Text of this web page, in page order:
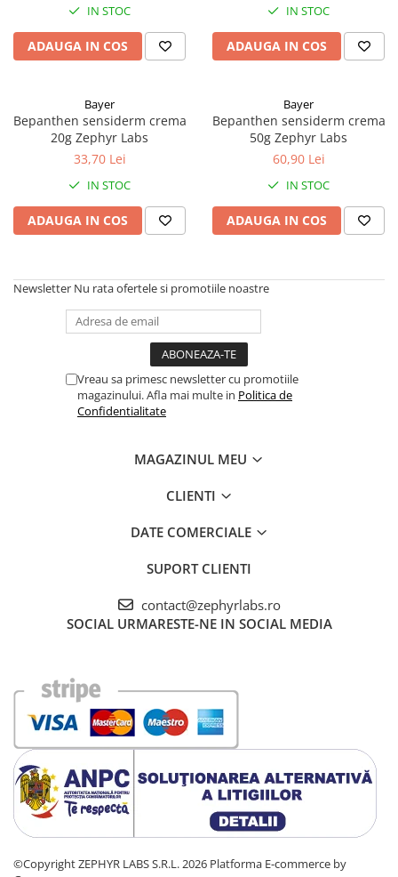
IN STOC
ADAUGA IN COS
IN STOC
ADAUGA IN COS
Bayer
Bepanthen sensiderm crema
20g Zephyr Labs
33,70 Lei
IN STOC
ADAUGA IN COS
Bayer
Bepanthen sensiderm crema
50g Zephyr Labs
60,90 Lei
IN STOC
ADAUGA IN COS
Newsletter Nu rata ofertele si promotiile noastre
Vreau sa primesc newsletter cu promotiile
magazinului. Afla mai multe in Politica de
Confidentialitate
MAGAZINUL MEU
CLIENTI
DATE COMERCIALE
SUPORT CLIENTI
contact@zephyrlabs.ro
SOCIAL URMARESTE-NE IN SOCIAL MEDIA
©Copyright ZEPHYR LABS S.R.L. 2026 Platforma E-commerce by